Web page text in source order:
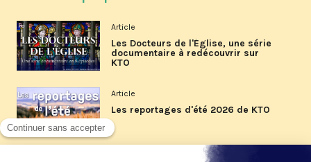
Article
Les Docteurs de l'Église, une série
documentaire à redécouvrir sur
KTO
Article
Les reportages d'été 2026 de KTO